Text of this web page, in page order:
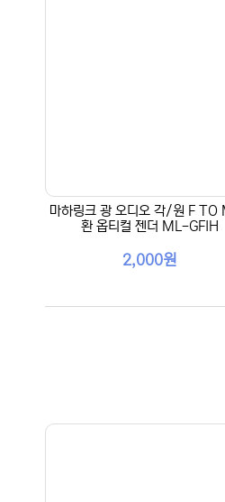
마하링크 광 오디오 각/원 F TO
환 옵티컬 젠더 ML-GFIH
2,000원